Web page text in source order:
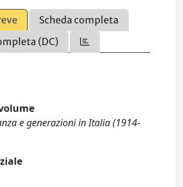
Scheda completa
(DC)
e generazioni in Italia (1914-